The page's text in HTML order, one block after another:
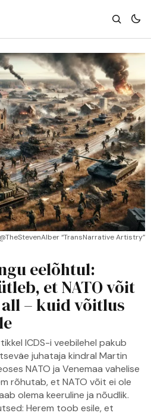
@TheStevenAlber “TransNarrative Artistry”
eelõhtul:
et NATO võit
– kuid võitlus
ICDS-i veebilehel pakub
juhataja kindral Martin
NATO ja Venemaa vahelise
rõhutab, et NATO võit ei ole
olema keeruline ja nõudlik.
Herem toob esile, et